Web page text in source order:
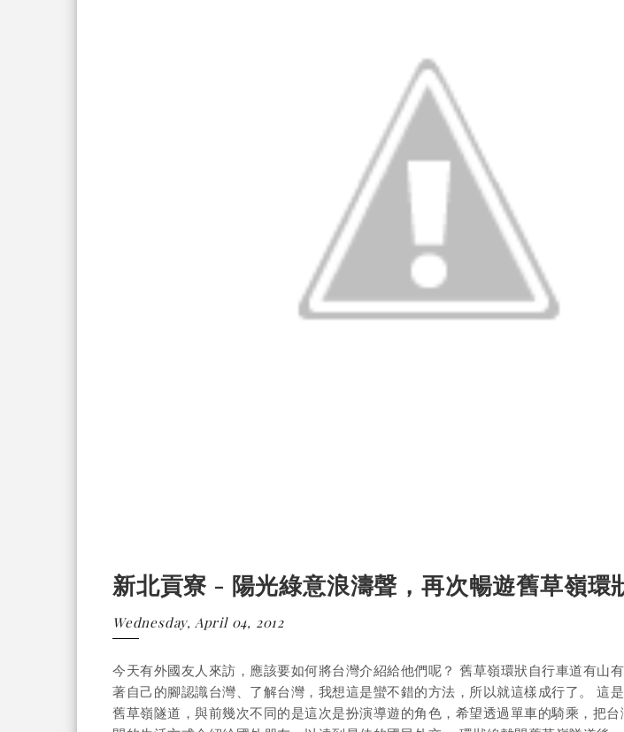
新北貢寮 - 陽光綠意浪濤聲，再次暢遊舊草嶺環
Wednesday, April 04, 2012
今天有外國友人來訪，應該要如何將台灣介紹給他們呢？ 舊草嶺環狀自行車道有山
著自己的腳認識台灣、了解台灣，我想這是蠻不錯的方法，所以就這樣成行了。 這
舊草嶺隧道，與前幾次不同的是這次是扮演導遊的角色，希望透過單車的騎乘，把